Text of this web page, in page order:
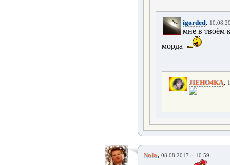
igorded,
мне в твоём
морда
JIEHO4KA,
Nola, 08.08.2017 г. 10:59